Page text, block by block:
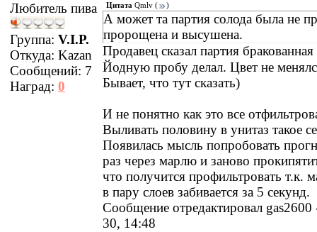
Любитель пива
Группа: V.I.P.
Откуда: Kazan
Сообщений: 7
Наград: 0
Цитата Qmlv ( )
А может та партия солода была не
пророщена и высушена.
Продавец сказал партия
Йодную пробу делал. Цвет не
Бывает, что тут сказать)
И не понятно как это все
Выливать половину в унитаз такое
Появилась мысль попробовать
раз через марлю и заново
что получится профильтровать т.к.
в пару слоев забивается за 5 секунд.
Сообщение отредактировал gas2600
30, 14:48